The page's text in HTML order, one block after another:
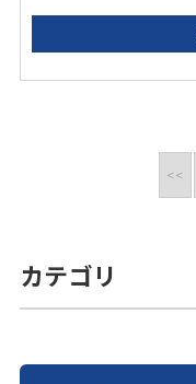
<<
カテゴリ